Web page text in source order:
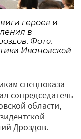
героев и
в
Фото:
Ивановской
спецпоказа
сопредседатель
области,
Дроздов.